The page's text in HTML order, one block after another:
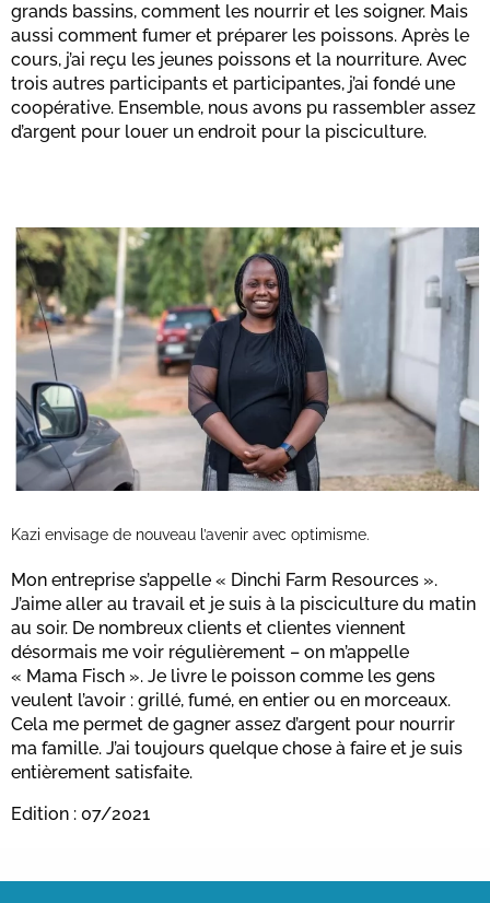
grands bassins, comment les nourrir et les soigner. Mais
aussi comment fumer et préparer les poissons. Après le
cours, j’ai reçu les jeunes poissons et la nourriture. Avec
trois autres participants et participantes, j’ai fondé une
coopérative. Ensemble, nous avons pu rassembler assez
d’argent pour louer un endroit pour la pisciculture.
Kazi envisage de nouveau l’avenir avec optimisme.
Mon entreprise s’appelle « Dinchi Farm Resources ».
J’aime aller au travail et je suis à la pisciculture du matin
au soir. De nombreux clients et clientes viennent
désormais me voir régulièrement – on m’appelle
« Mama Fisch ». Je livre le poisson comme les gens
veulent l’avoir : grillé, fumé, en entier ou en morceaux.
Cela me permet de gagner assez d’argent pour nourrir
ma famille. J’ai toujours quelque chose à faire et je suis
entièrement satisfaite.
Edition : 07/2021